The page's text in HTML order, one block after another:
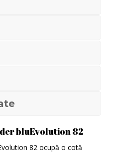
bluEvolution 82
82 ocupă o cotă